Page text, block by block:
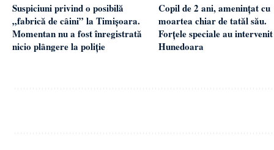
Suspiciuni privind o posibilă
„fabrică de câini” la Timișoara.
Momentan nu a fost înregistrată
nicio plângere la poliție
Copil de 2 ani, amenințat cu
moartea chiar de tatăl său.
Forțele speciale au
Hunedoara